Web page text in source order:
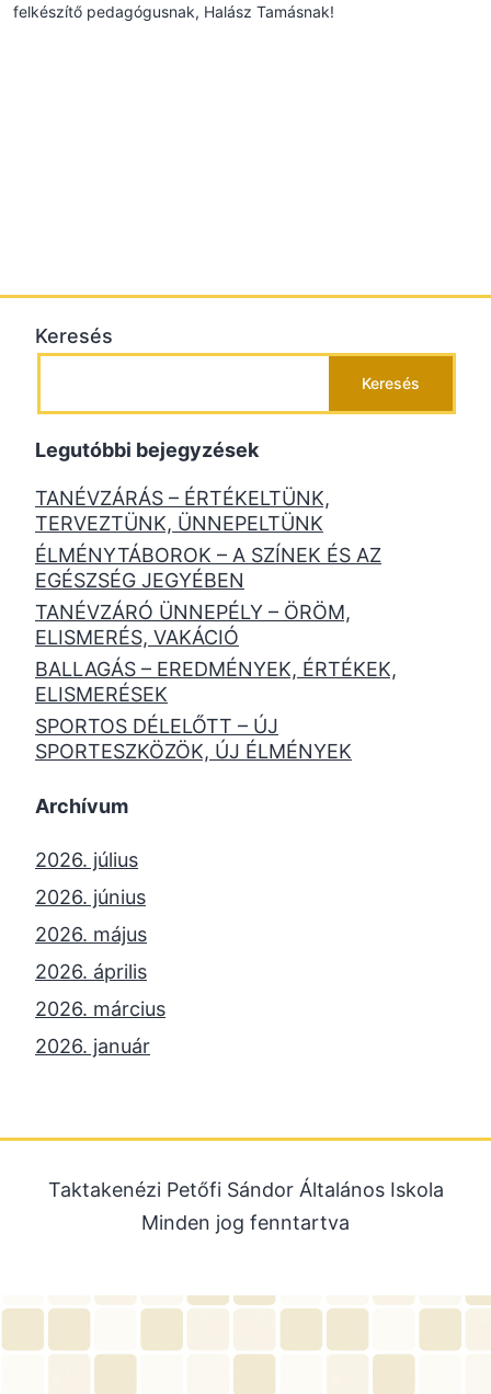
felkészítő pedagógusnak, Halász Tamásnak!
Keresés
Keresés
Legutóbbi bejegyzések
TANÉVZÁRÁS – ÉRTÉKELTÜNK,
TERVEZTÜNK, ÜNNEPELTÜNK
ÉLMÉNYTÁBOROK – A SZÍNEK ÉS AZ
EGÉSZSÉG JEGYÉBEN
TANÉVZÁRÓ ÜNNEPÉLY – ÖRÖM,
ELISMERÉS, VAKÁCIÓ
BALLAGÁS – EREDMÉNYEK, ÉRTÉKEK,
ELISMERÉSEK
SPORTOS DÉLELŐTT – ÚJ
SPORTESZKÖZÖK, ÚJ ÉLMÉNYEK
Archívum
2026. július
2026. június
2026. május
2026. április
2026. március
2026. január
2025. július
2025. június
2025. április
2025. március
Taktakenézi Petőfi Sándor Általános Iskola
Minden jog fenntartva